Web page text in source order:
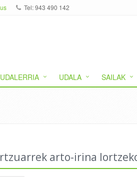
Tel: 943 490 142
UDALERRIA UDALA SAILAK
arto-irina